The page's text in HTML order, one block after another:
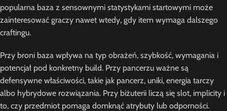
popularna baza z sensownymi statystykami startowymi może
zainteresować graczy nawet wtedy, gdy item wymaga dalszego
craftingu.
Przy broni baza wpływa na typ obrażeń, szybkość, wymagania i
potencjał pod konkretny build. Przy pancerzu ważne są
defensywne właściwości, takie jak pancerz, uniki, energia tarczy
albo hybrydowe rozwiązania. Przy biżuterii liczą się slot, implicity i
to, czy przedmiot pomaga domknąć atrybuty lub odporności.